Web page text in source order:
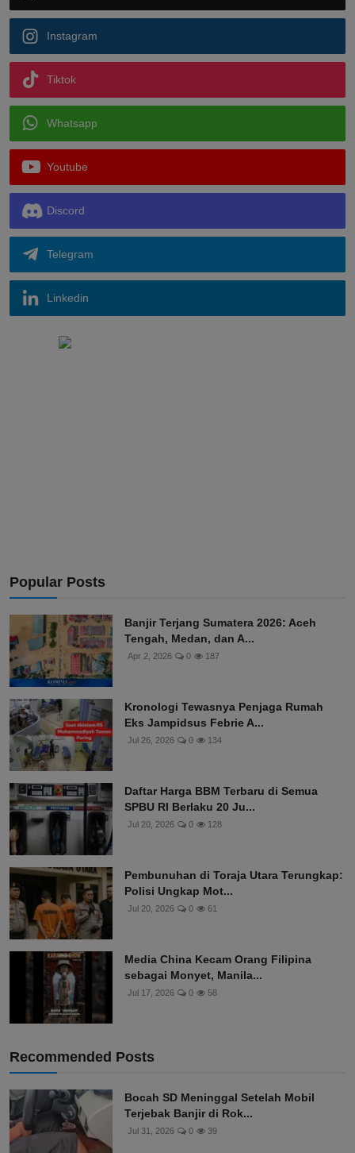
Instagram
Tiktok
Whatsapp
Youtube
Discord
Telegram
Linkedin
Popular Posts
Banjir Terjang Sumatera 2026: Aceh
Tengah, Medan, dan A...
Apr 2, 2026 0 187
Kronologi Tewasnya Penjaga Rumah
Eks Jampidsus Febrie A...
Jul 26, 2026 0 134
Daftar Harga BBM Terbaru di Semua
SPBU RI Berlaku 20 Ju...
Jul 20, 2026 0 128
Pembunuhan di Toraja Utara Terungkap:
Polisi Ungkap Mot...
Jul 20, 2026 0 61
Media China Kecam Orang Filipina
sebagai Monyet, Manila...
Jul 17, 2026 0 58
Recommended Posts
Bocah SD Meninggal Setelah Mobil
Terjebak Banjir di Rok...
Jul 31, 2026 0 39